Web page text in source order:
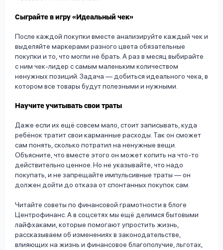
Сыграйте в игру «Идеальный чек»
После каждой покупки вместе анализируйте каждый чек и
выделяйте маркерами разного цвета обязательные
покупки и то, что могли не брать. А раз в месяц выбирайте
с ним чек-лидер с самым маленьким количеством
ненужных позиций. Задача — добиться идеального чека, в
котором все товары будут полезными и нужными.
Научите учитывать свои траты
Даже если их ещё совсем мало, стоит записывать, куда
ребёнок тратит свои карманные расходы. Так он сможет
сам понять, сколько потратил на ненужные вещи.
Объясните, что вместе этого он может копить на что-то
действительно ценное. Но не указывайте, что надо
покупать, и не запрещайте импульсивные траты — он
должен дойти до отказа от спонтанных покупок сам.
Читайте советы по финансовой грамотности в блоге
Центрофинанс. А в соцсетях мы ещё делимся бытовыми
лайфхаками, которые помогают упростить жизнь,
рассказываем об изменениях в законодательстве,
влияющих на жизнь и финансовое благополучие, льготах,